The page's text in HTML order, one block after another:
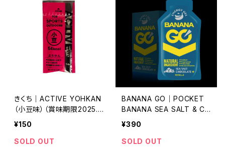
きくち｜ACTIVE YOHKAN
（小豆味）（賞味期限2025.1
0）
¥150
SOLD OUT
BANANA GO｜POCKET
BANANA SEA SALT & CH
OCLATE+（賞味期限2026.
¥390
SOLD OUT